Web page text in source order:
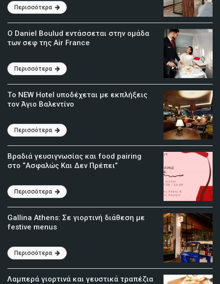
Περισσότερα
Ο Daniel Boulud εντάσσεται στην ομάδα
των σεφ της Air France
Περισσότερα
Tο NEW Hotel υποδέχεται με εκπλήξεις
τον Άγιο Βαλεντίνο
Περισσότερα
Βραδιά γευσιγνωσίας και food pairing
στο “Ασφαλώς Και Δεν Πρέπει”
Περισσότερα
Gallina Athens: Σε γιορτινή διάθεση με
festive menus
Περισσότερα
Λαμπερά γιορτινά και γευστικά τραπέζια